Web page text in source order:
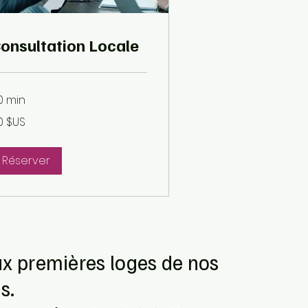
Locale
min
$US
Réserver
premières loges de nos